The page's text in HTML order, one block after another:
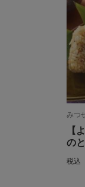
みつ
【
の
税込